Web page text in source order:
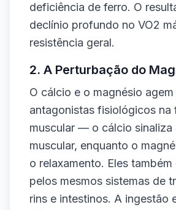
deficiência de ferro. O
declínio profundo no VO2
resistência geral.
2. A Perturbação do
O cálcio e o magnésio
antagonistas fisiológicos na
muscular — o cálcio sinaliza
muscular, enquanto o
o relaxamento. Eles
pelos mesmos sistemas de
rins e intestinos. A ingestão